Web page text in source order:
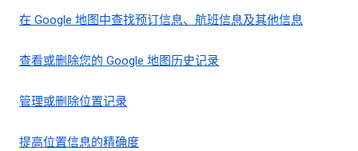
在 Google 地图中查找预订信息、航班信息及其他信息
查看或删除您的 Google 地图历史记录
管理或删除位置记录
提高位置信息的精确度